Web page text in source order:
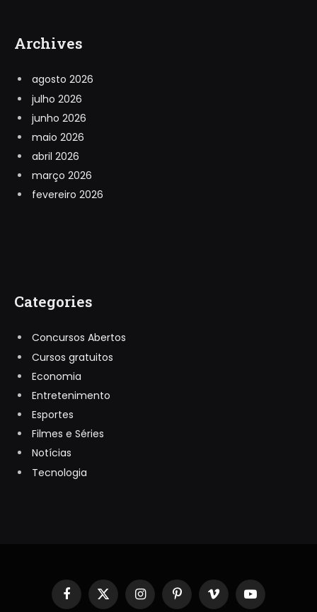
Archives
agosto 2026
julho 2026
junho 2026
maio 2026
abril 2026
março 2026
fevereiro 2026
Categories
Concursos Abertos
Cursos gratuitos
Economia
Entretenimento
Esportes
Filmes e Séries
Notícias
Tecnologia
Facebook
X
InstagramPinterestVimeo YouTube